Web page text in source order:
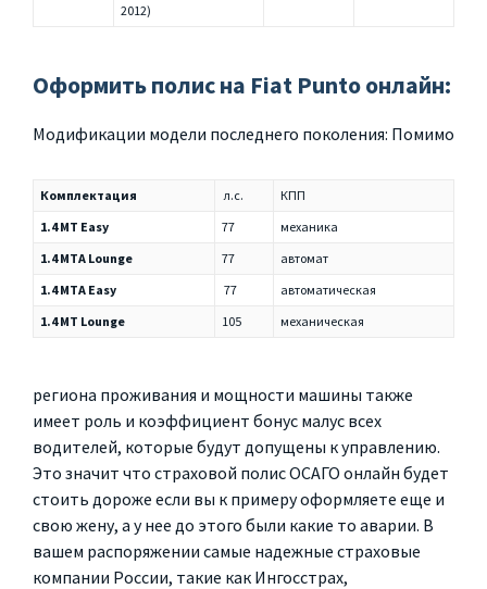
2012)
Оформить полис на Fiat Punto онлайн:
Модификации модели последнего поколения:
Комплектация л.с.
КПП
1.4 MT Easy
77
механика
1.4 MTA Lounge
77
автомат
1.4 MTA Easy
77
автоматическая
1.4 MT Lounge
105 механическая
Помимо
региона проживания и мощности машины также
имеет роль и коэффициент бонус малус всех
водителей, которые будут допущены к управлению.
Это значит что страховой полис ОСАГО онлайн будет
стоить дороже если вы к примеру оформляете еще и
свою жену, а у нее до этого были какие то аварии. В
вашем распоряжении самые надежные страховые
компании России, такие как Ингосстрах,